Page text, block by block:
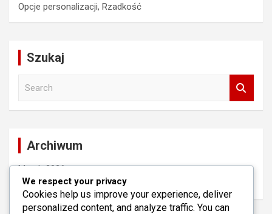
Opcje personalizacji, Rzadkość
Szukaj
Archiwum
March 2026
February 2026
We respect your privacy
Cookies help us improve your experience, deliver
personalized content, and analyze traffic. You can